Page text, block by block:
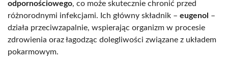
odpornościowego, co może skutecznie chronić przed
różnorodnymi infekcjami. Ich główny składnik – eugenol –
działa przeciwzapalnie, wspierając organizm w procesie
zdrowienia oraz łagodząc dolegliwości związane z układem
pokarmowym.